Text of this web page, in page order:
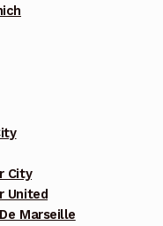
City
United
Marseille